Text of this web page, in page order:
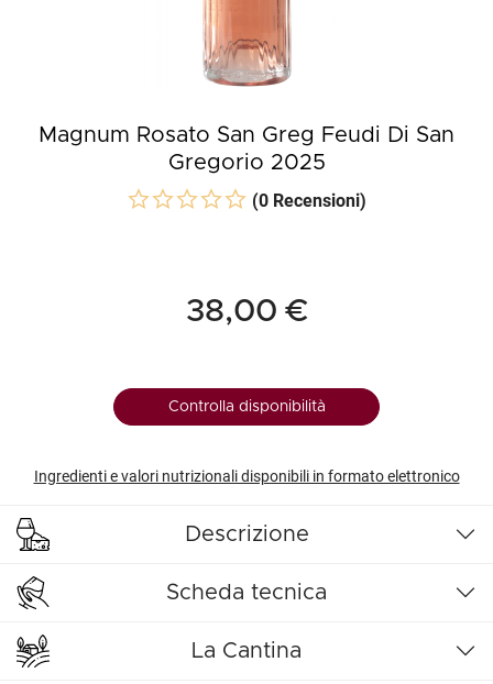
Magnum Rosato San Greg Feudi Di San
Gregorio 2025
(0 Recensioni)
38,00 €
Controlla disponibilità
Ingredienti e valori nutrizionali disponibili in formato elettronico
Descrizione
Scheda tecnica
La Cantina